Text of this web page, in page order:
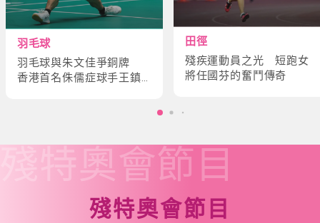
羽毛球
羽毛球與朱文佳爭銅牌
香港首名侏儒症球手王鎮
田徑
殘疾運動員之光 短跑女
將任國芬的奮鬥傳奇
殘特奧會節目
殘特奧會節目